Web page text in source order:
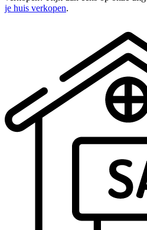
je huis verkopen.